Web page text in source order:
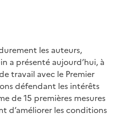
les auteurs,
a présenté aujourd’hui, à
travail avec le Premier
défendant les intérêts
de 15 premières mesures
d’améliorer les conditions